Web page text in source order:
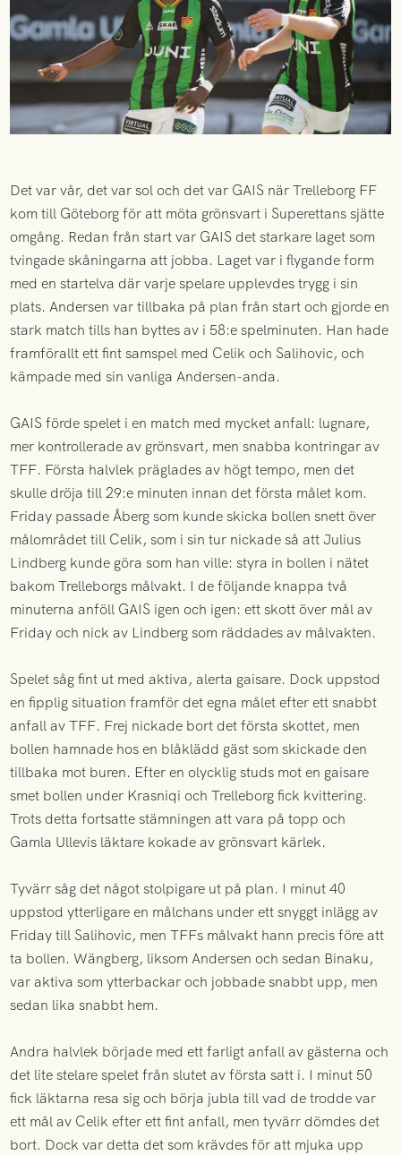
Det var vår, det var sol och det var GAIS när Trelleborg FF
kom till Göteborg för att möta grönsvart i Superettans sjätte
omgång. Redan från start var GAIS det starkare laget som
tvingade skåningarna att jobba. Laget var i flygande form
med en startelva där varje spelare upplevdes trygg i sin
plats. Andersen var tillbaka på plan från start och gjorde en
stark match tills han byttes av i 58:e spelminuten. Han hade
framförallt ett fint samspel med Celik och Salihovic, och
kämpade med sin vanliga Andersen-anda.
GAIS förde spelet i en match med mycket anfall: lugnare,
mer kontrollerade av grönsvart, men snabba kontringar av
TFF. Första halvlek präglades av högt tempo, men det
skulle dröja till 29:e minuten innan det första målet kom.
Friday passade Åberg som kunde skicka bollen snett över
målområdet till Celik, som i sin tur nickade så att Julius
Lindberg kunde göra som han ville: styra in bollen i nätet
bakom Trelleborgs målvakt. I de följande knappa två
minuterna anföll GAIS igen och igen: ett skott över mål av
Friday och nick av Lindberg som räddades av målvakten.
Spelet såg fint ut med aktiva, alerta gaisare. Dock uppstod
en fipplig situation framför det egna målet efter ett snabbt
anfall av TFF. Frej nickade bort det första skottet, men
bollen hamnade hos en blåklädd gäst som skickade den
tillbaka mot buren. Efter en olycklig studs mot en gaisare
smet bollen under Krasniqi och Trelleborg fick kvittering.
Trots detta fortsatte stämningen att vara på topp och
Gamla Ullevis läktare kokade av grönsvart kärlek.
Tyvärr såg det något stolpigare ut på plan. I minut 40
uppstod ytterligare en målchans under ett snyggt inlägg av
Friday till Salihovic, men TFFs målvakt hann precis före att
ta bollen. Wängberg, liksom Andersen och sedan Binaku,
var aktiva som ytterbackar och jobbade snabbt upp, men
sedan lika snabbt hem.
Andra halvlek började med ett farligt anfall av gästerna och
det lite stelare spelet från slutet av första satt i. I minut 50
fick läktarna resa sig och börja jubla till vad de trodde var
ett mål av Celik efter ett fint anfall, men tyvärr dömdes det
bort. Dock var detta det som krävdes för att mjuka upp